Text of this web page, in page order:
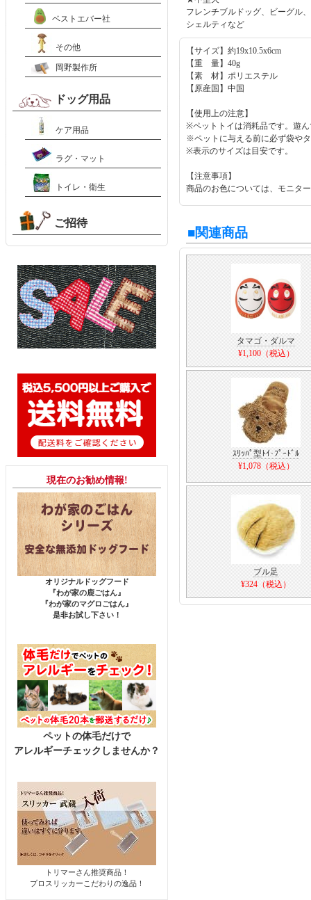
フレンチブルドッグ、ビーグル
シェルティなど
【サイズ】約19x10.5x6cm
【重 量】40g
【素 材】ポリエステル
【原産国】中国
【使用上の注意】
※ペットトイは消耗品です。遊
※ペットに与える前に必ず袋や
※表示のサイズは目安です。
【注意事項】
商品のお色については、モニタ
■関連商品
タマゴ・ダルマ
¥1,100（税込）
ｽﾘｯﾊﾟ型ﾄｲ･ﾌﾟｰﾄﾞﾙ
¥1,078（税込）
ブル足
¥324（税込）
ベストエバー社
その他
岡野製作所
ドッグ用品
ケア用品
ラグ・マット
トイレ・衛生
ご招待
現在のお勧め情報!
オリジナルドッグフード
『わが家の鹿ごはん』
『わが家のマグロごはん』
是非お試し下さい！
ペットの体毛だけで
アレルギーチェックしませんか？
トリマーさん推奨商品！
プロスリッカーこだわりの逸品！